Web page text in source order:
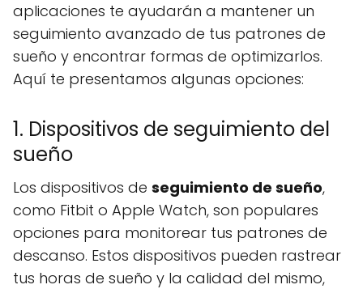
aplicaciones te ayudarán a mantener un
seguimiento avanzado de tus patrones de
sueño y encontrar formas de optimizarlos.
Aquí te presentamos algunas opciones:
1. Dispositivos de seguimiento del
sueño
Los dispositivos de seguimiento de sueño,
como Fitbit o Apple Watch, son populares
opciones para monitorear tus patrones de
descanso. Estos dispositivos pueden rastrear
tus horas de sueño y la calidad del mismo,